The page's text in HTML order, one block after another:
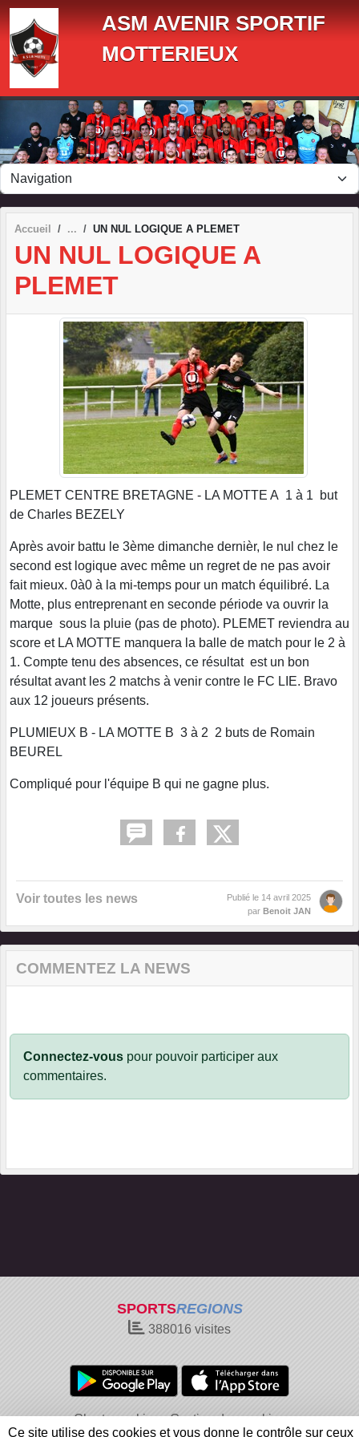
ASM AVENIR SPORTIF
MOTTERIEUX
Accueil UN NUL LOGIQUE A PLEMET
UN NUL LOGIQUE A
PLEMET
PLEMET CENTRE BRETAGNE - LA MOTTE A 1 à 1 but
de Charles BEZELY
Après avoir battu le 3ème dimanche dernièr, le nul chez le
second est logique avec même un regret de ne pas avoir
fait mieux. 0à0 à la mi-temps pour un match équilibré. La
Motte, plus entreprenant en seconde période va ouvrir la
marque sous la pluie (pas de photo). PLEMET reviendra au
score et LA MOTTE manquera la balle de match pour le 2 à
1. Compte tenu des absences, ce résultat est un bon
résultat avant les 2 matchs à venir contre le FC LIE. Bravo
aux 12 joueurs présents.
PLUMIEUX B - LA MOTTE B 3 à 2 2 buts de Romain
BEUREL
Compliqué pour l'équipe B qui ne gagne plus.
Voir toutes les news Publié le 14 avril 2025
par Benoit JAN
COMMENTEZ LA NEWS
Connectez-vous pour pouvoir participer aux
commentaires.
SPORTSREGIONS
388016 visites
Charte cookies
Gestion des cookies
Panneau de gestion des cookies
Ce site utilise des cookies et vous donne le contrôle sur ceux